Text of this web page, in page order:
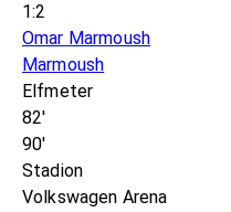
1:2
Omar Marmoush
Marmoush
Elfmeter
82'
90'
Stadion
Volkswagen Arena